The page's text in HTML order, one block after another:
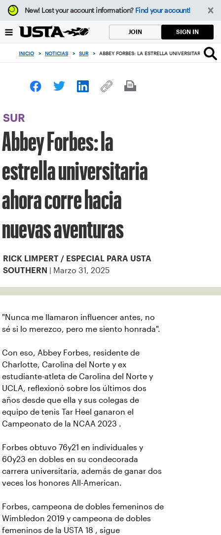
Enfoque
desde
botón
volver
principio
New!Lost your account information? Find your account!
JOIN SIGN IN
INICIO > NOTICIAS > SUR > ABBEY FORBES: LA ESTRELLA UNIVERSITARIA
SUR
Abbey Forbes: la
estrella universitaria
ahora corre hacia
nuevas aventuras
RICK LIMPERT / ESPECIAL PARA USTA
SOUTHERN | Marzo 31, 2025
"Nunca me llamaron influencer antes, no
sé si lo merezco, pero me siento honrada".
Con eso, Abbey Forbes, residente de
Charlotte, Carolina del Norte y ex
estudiante-atleta de Carolina del Norte y
UCLA, reflexionó sobre los últimos dos
años desde que ella y sus colegas de
equipo de tenis Tar Heel ganaron el
Campeonato de la NCAA 2023 .
Forbes obtuvo 76y21 en individuales y
60y23 en dobles en su condecorada
carrera universitaria, además de ganar dos
veces los honores All-American.
Forbes, campeona de dobles femeninos de
Wimbledon 2019 y campeona de dobles
femeninos de la USTA 18 , sigue